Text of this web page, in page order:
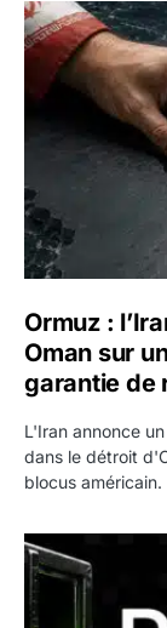
Ormuz : l’Iran
Ormuz :
Oman sur
garantie de
L'Iran annonce
dans le détroit
blocus américain.
OKX relance